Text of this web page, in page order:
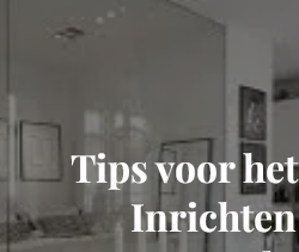
Tips voor
Inrichten